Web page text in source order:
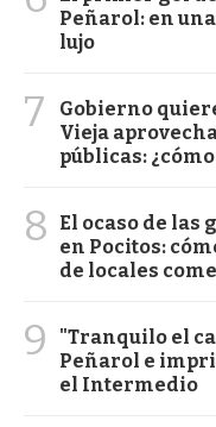
Peñarol: en
lujo
7
Gobierno
Vieja
públicas:
8
El ocaso de las
en Pocitos:
de locales
9
"Tranquilo el
Peñarol e
el Intermedio